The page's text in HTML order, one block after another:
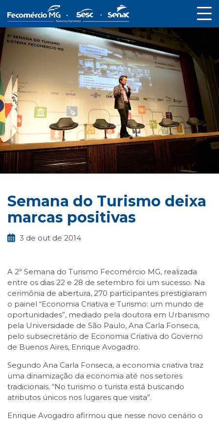
Semana do Turismo deixa
marcas positivas
3 de out de 2014
A 2ª Semana do Turismo Fecomércio MG, realizada
entre os dias 22 e 28 de setembro foi um sucesso. Na
cerimônia de abertura, 270 participantes prestigiaram
o painel “Economia Criativa e Turismo: um mundo de
oportunidades”, mediado pela doutora em Urbanismo
pela Universidade de São Paulo, Ana Carla Fonseca,
pelo subsecretário de Economia Criativa do Governo
de Buenos Aires, Enrique Avogadro.
Segundo Ana Carla Fonseca, a economia criativa traz
uma dinamização da economia até nos setores
tradicionais. “No turismo o turista está buscando
atributos únicos nos lugares que visita”.
Enrique Avogadro afirmou que nesse novo cenário o